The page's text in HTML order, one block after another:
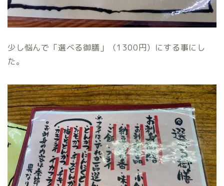
少し悩んで「選べる御膳」（1300円）にする事にし
た。